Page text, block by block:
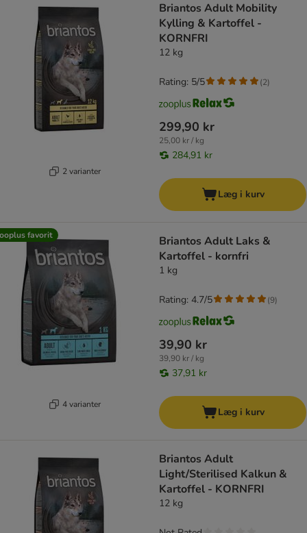
2 varianter
Briantos Adult Mobility
Kylling & Kartoffel -
KORNFRI
12 kg
299,90 kr
25,00 kr / kg
284,91 kr
Rating: 5/5 (2)
Læg i kurv
favorit
4 varianter
Briantos Adult Laks &
Kartoffel - kornfri
1 kg
39,90 kr
39,90 kr / kg
37,91 kr
Rating: 4.7/5 (9)
Læg i kurv
Briantos Adult
Light/Sterilised Kalkun &
Kartoffel - KORNFRI
12 kg